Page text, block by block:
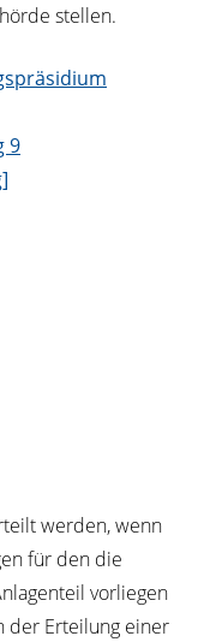
stellen.
9
werden, wenn
für den die
vorliegen
der Erteilung einer